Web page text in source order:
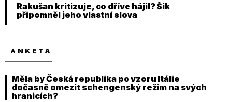
Rakušan kritizuje, co dříve hájil? Šik
připomněl jeho vlastní slova
ANKETA
Měla by Česká republika po vzoru Itálie
dočasně omezit schengenský režim na svých
hranicích?